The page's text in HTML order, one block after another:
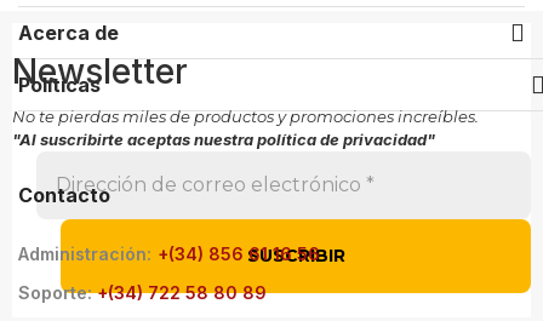
Newsletter
No te pierdas miles de productos y promociones increíbles.
"Al suscribirte aceptas nuestra política de privacidad"
Acerca de
Políticas
Contacto
Administración: +(34) 856 61 16 56
Soporte:+(34) 722 58 80 89